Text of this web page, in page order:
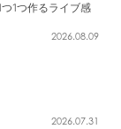
1つ作るライブ感
2026.08.09
2026.07.31